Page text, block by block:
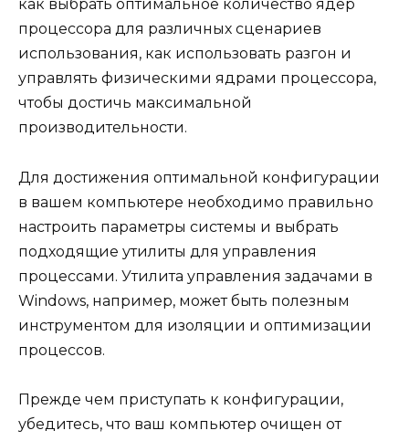
как выбрать оптимальное количество ядер
процессора для различных сценариев
использования, как использовать разгон и
управлять физическими ядрами процессора,
чтобы достичь максимальной
производительности.
Для достижения оптимальной конфигурации
в вашем компьютере необходимо правильно
настроить параметры системы и выбрать
подходящие утилиты для управления
процессами. Утилита управления задачами в
Windows, например, может быть полезным
инструментом для изоляции и оптимизации
процессов.
Прежде чем приступать к конфигурации,
убедитесь, что ваш компьютер очищен от